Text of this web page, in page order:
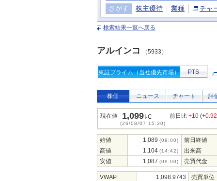
さがす 株主優待 業種 チャ
検索結果一覧へ戻る
アルインコ （5933）
東証プライム（当社優先市場） PTS
株価 ニュース チャート 評
現在値 1,099↓C
(26/08/07 15:30)
前日比 +10 (
始値 1,089 (09:00)
前日終値
高値
1,104 (14:42)
出来高
安値
1,087 (09:00) 売買代金
VWAP 1,098.9743 売買単位